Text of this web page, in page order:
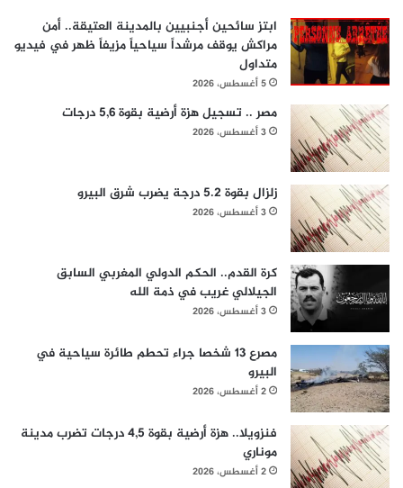
ابتز سائحين أجنبيين بالمدينة العتيقة.. أمن
مراكش يوقف مرشداً سياحياً مزيفاً ظهر في فيديو
متداول
5 أغسطس، 2026
مصر .. تسجيل هزة أرضية بقوة 5,6 درجات
3 أغسطس، 2026
زلزال بقوة 5.2 درجة يضرب شرق البيرو
3 أغسطس، 2026
كرة القدم.. الحكم الدولي المغربي السابق
الجيلالي غريب في ذمة الله
3 أغسطس، 2026
مصرع 13 شخصا جراء تحطم طائرة سياحية في
البيرو
2 أغسطس، 2026
فنزويلا.. هزة أرضية بقوة 4,5 درجات تضرب مدينة
موناري
2 أغسطس، 2026